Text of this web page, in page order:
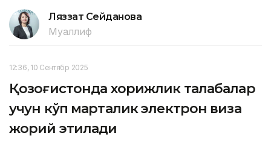
Ляззат Сейданова
Муаллиф
12:36, 10 Сентябр 2025
Қозоғистонда хорижлик талабалар
учун кўп марталик электрон виза
жорий этилади